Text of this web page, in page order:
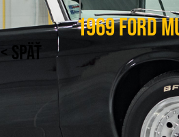
1969 Ford
< SPÄŤ